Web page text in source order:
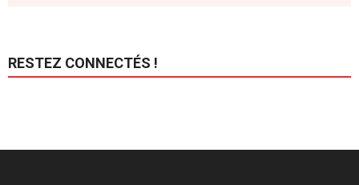
RESTEZ CONNECTÉS !